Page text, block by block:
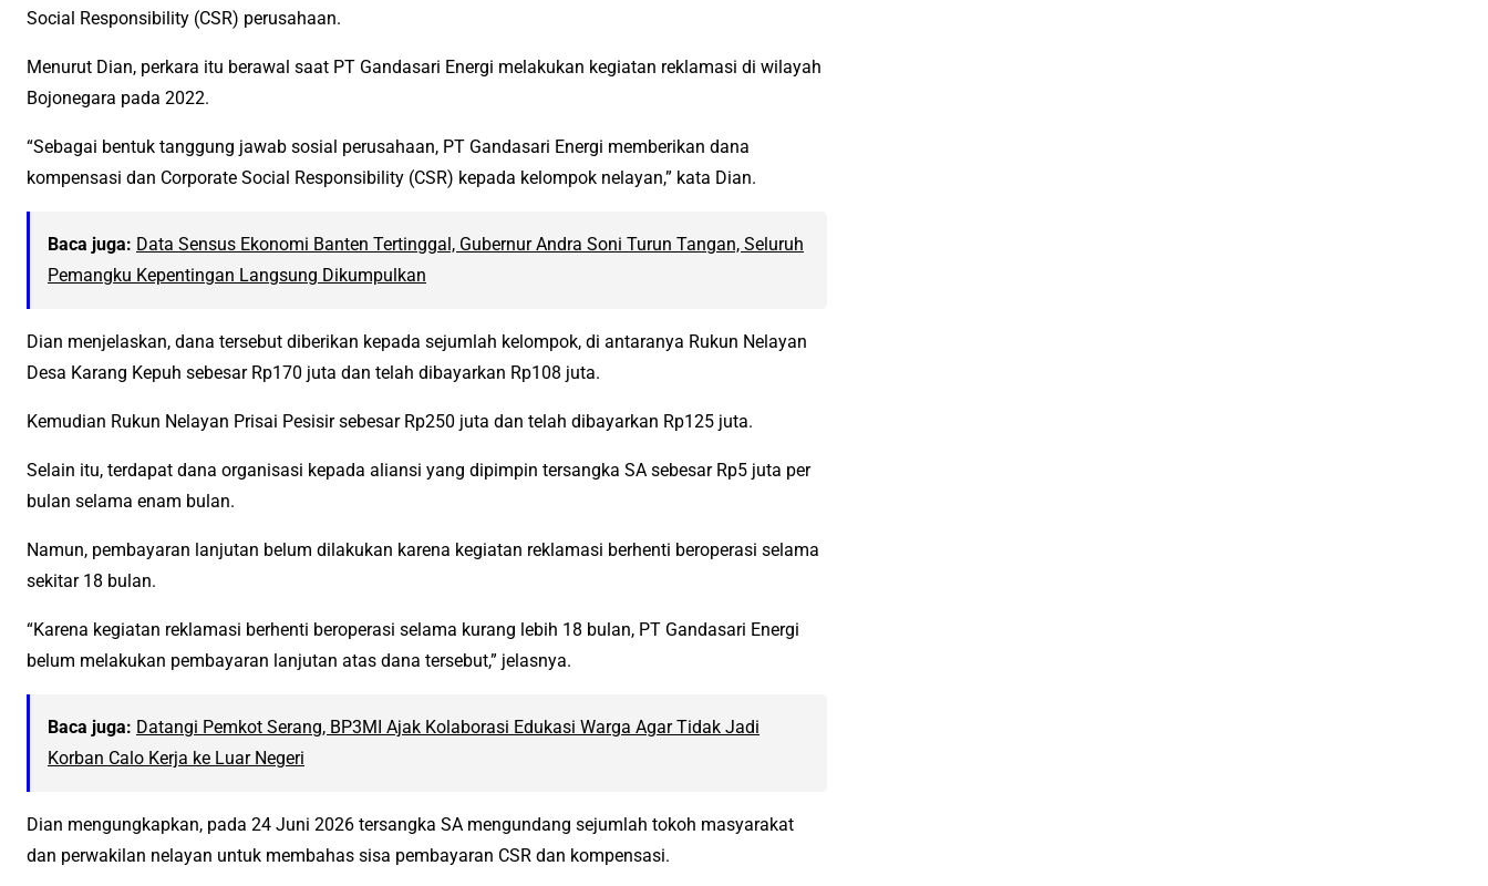
Social Responsibility (CSR) perusahaan.
Menurut Dian, perkara itu berawal saat PT Gandasari Energi melakukan kegiatan reklamasi di wilayah
Bojonegara pada 2022.
“Sebagai bentuk tanggung jawab sosial perusahaan, PT Gandasari Energi memberikan dana
kompensasi dan Corporate Social Responsibility (CSR) kepada kelompok nelayan,” kata Dian.
Baca juga: Data Sensus Ekonomi Banten Tertinggal, Gubernur Andra Soni Turun Tangan, Seluruh
Pemangku Kepentingan Langsung Dikumpulkan
Dian menjelaskan, dana tersebut diberikan kepada sejumlah kelompok, di antaranya Rukun Nelayan
Desa Karang Kepuh sebesar Rp170 juta dan telah dibayarkan Rp108 juta.
Kemudian Rukun Nelayan Prisai Pesisir sebesar Rp250 juta dan telah dibayarkan Rp125 juta.
Selain itu, terdapat dana organisasi kepada aliansi yang dipimpin tersangka SA sebesar Rp5 juta per
bulan selama enam bulan.
Namun, pembayaran lanjutan belum dilakukan karena kegiatan reklamasi berhenti beroperasi selama
sekitar 18 bulan.
“Karena kegiatan reklamasi berhenti beroperasi selama kurang lebih 18 bulan, PT Gandasari Energi
belum melakukan pembayaran lanjutan atas dana tersebut,” jelasnya.
Baca juga: Datangi Pemkot Serang, BP3MI Ajak Kolaborasi Edukasi Warga Agar Tidak Jadi
Korban Calo Kerja ke Luar Negeri
Dian mengungkapkan, pada 24 Juni 2026 tersangka SA mengundang sejumlah tokoh masyarakat
dan perwakilan nelayan untuk membahas sisa pembayaran CSR dan kompensasi.